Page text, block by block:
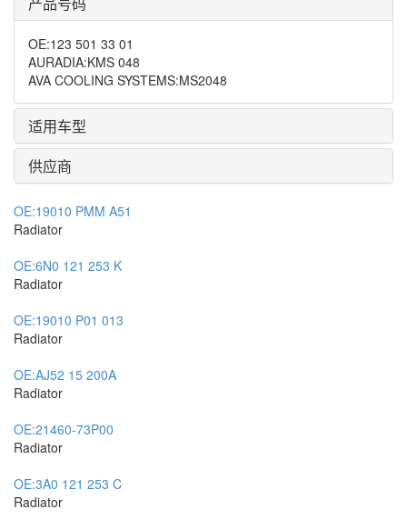
OE:123 501 33 01
AURADIA:KMS 048
AVA COOLING SYSTEMS:MS2048
适用车型
供应商
OE:19010 PMM A51
Radiator
OE:6N0 121 253 K
Radiator
OE:19010 P01 013
Radiator
OE:AJ52 15 200A
Radiator
OE:21460-73P00
Radiator
OE:3A0 121 253 C
Radiator